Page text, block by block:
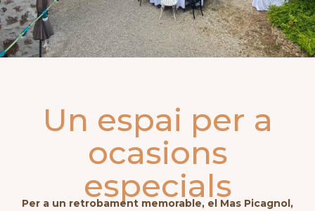
Un espai per a
ocasions
especials
Per a un retrobament memorable, el Mas Picagnol,